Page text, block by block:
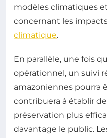
modèles climatiques
concernant les
climatique.
En parallèle, une fois
opérationnel, un suivi
amazoniennes pourra
contribuera à établir
préservation plus
davantage le public.